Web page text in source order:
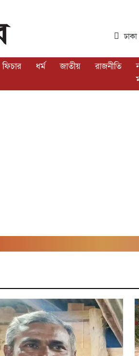
ঢাকা
ফিচার ধর্ম জাতীয় রাজনীতি